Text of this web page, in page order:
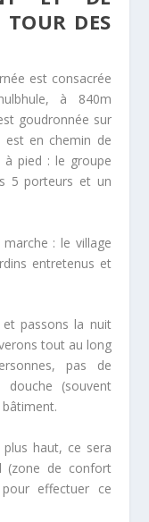
DES
est consacrée
à 840m
goudronnée sur
en chemin de
à pied : le groupe
5 porteurs et un
: le village
entretenus et
et passons la nuit
tout au long
pas de
(souvent
haut, ce sera
(zone de confort
effectuer ce